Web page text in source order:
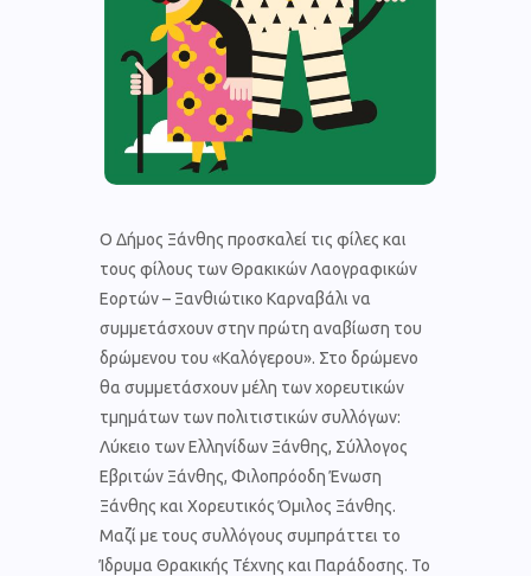
Ο Δήμος Ξάνθης προσκαλεί τις φίλες και
τους φίλους των Θρακικών Λαογραφικών
Εορτών – Ξανθιώτικο Καρναβάλι να
συμμετάσχουν στην πρώτη αναβίωση του
δρώμενου του «Καλόγερου». Στο δρώμενο
θα συμμετάσχουν μέλη των χορευτικών
τμημάτων των πολιτιστικών συλλόγων:
Λύκειο των Ελληνίδων Ξάνθης, Σύλλογος
Εβριτών Ξάνθης, Φιλοπρόοδη Ένωση
Ξάνθης και Χορευτικός Όμιλος Ξάνθης.
Μαζί με τους συλλόγους συμπράττει το
Ίδρυμα Θρακικής Τέχνης και Παράδοσης. Το